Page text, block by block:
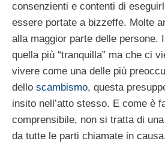
consenzienti e contenti di
essere portate a bizzeffe. Molte
alla maggior parte delle persone.
quella più “tranquilla” ma che ci
vivere come una delle più
dello scambismo, questa
insito nell’atto stesso. E come è
comprensibile, non si tratta di
da tutte le parti chiamate in